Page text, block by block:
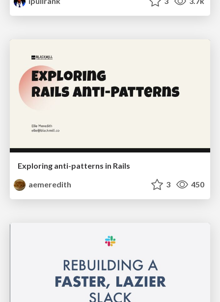
Exploring anti-patterns in Rails
aemeredith
3 450